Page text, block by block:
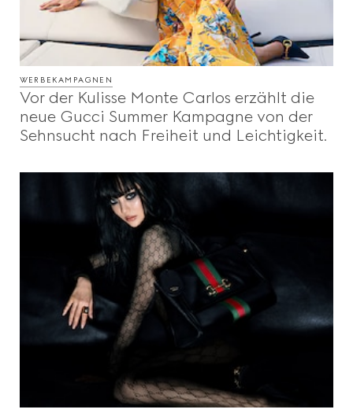
WERBEKAMPAGNEN
Vor der Kulisse Monte Carlos erzählt die
neue Gucci Summer Kampagne von der
Sehnsucht nach Freiheit und Leichtigkeit.